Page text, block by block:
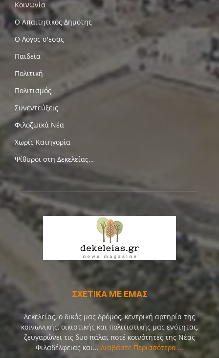
Κοινωνία
Ο Απαιτητικός Δημότης
Ο Λόγος σ'εσας
Παιδεία
Πολιτική
Πολιτισμός
Συνεντεύξεις
Φιλοζωικά Νέα
Χωρίς Κατηγορία
Ψίθυροι στη Δεκελείας…
ΣΧΕΤΙΚΑ ΜΕ ΕΜΑΣ
Δεκελείας, ο δικός μας δρόμος, κεντρική αρτηρία της
κοινωνικής, οικιστικής και πολιτιστικής μας ενότητας,
ζευγαρώνει τις δυο πάλαι ποτέ κοινότητες της Νέας
Φιλαδέλφειας και... Διαβάστε Περισσότερα ...